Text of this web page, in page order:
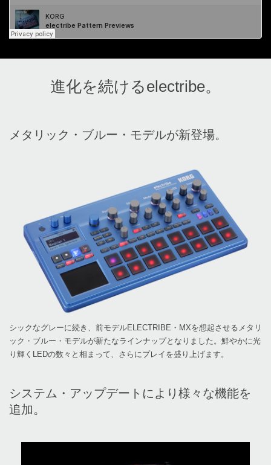
進化を続けるelectribe。
メタリック・ブルー・モデルが新登場。
シックなグレーに続き、前モデルELECTRIBE・MXを想起させるメタリ
ック・ブルー・モデルが新たなラインナップとなりました。鮮やかに光
り輝くLEDの数々と相まって、さらにプレイを盛り上げます。
システム・アップデートにより様々な機能を
追加。